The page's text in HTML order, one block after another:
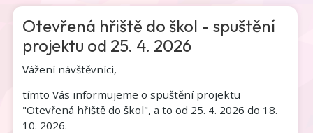
Otevřená hřiště do škol - spuštění
projektu od 25. 4. 2026
Vážení návštěvníci,
tímto Vás informujeme o spuštění projektu
"Otevřená hřiště do škol", a to od 25. 4. 2026 do 18.
10. 2026.